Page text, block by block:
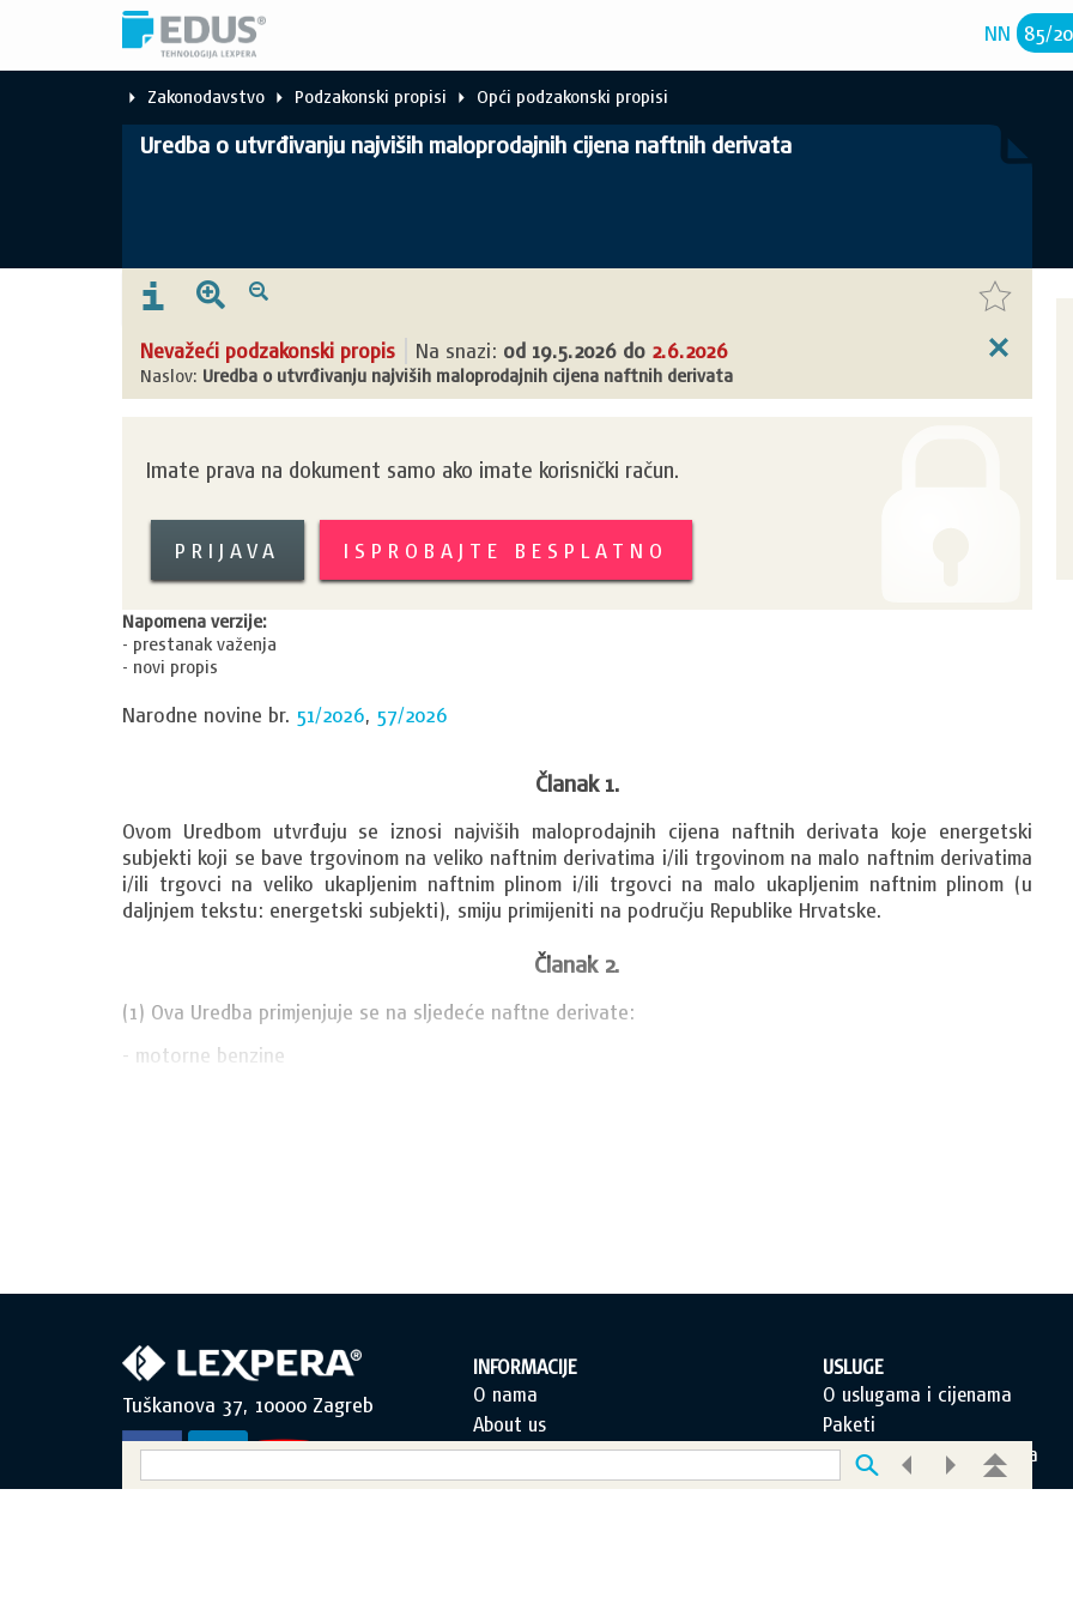
NN 85/
Zakonodavstvo Podzakonski propisi Opći podzakonski propisi
Uredba o utvrđivanju najviših maloprodajnih cijena naftnih derivata
Nevažeći podzakonski propis Na snazi: od 19.5.2026 do 2.6.2026
Naslov: Uredba o utvrđivanju najviših maloprodajnih cijena naftnih derivata
Imate prava na dokument samo ako imate korisnički račun.
PRIJAVA ISPROBAJTE BESPLATNO
Napomena verzije:
- prestanak važenja
- novi propis
Narodne novine br. 51/2026, 57/2026
Članak 1.
Ovom Uredbom utvrđuju se iznosi najviših maloprodajnih cijena naftnih derivata koje energetski
subjekti koji se bave trgovinom na veliko naftnim derivatima i/ili trgovinom na malo naftnim derivatima
i/ili trgovci na veliko ukapljenim naftnim plinom i/ili trgovci na malo ukapljenim naftnim plinom (u
daljnjem tekstu: energetski subjekti), smiju primijeniti na području Republike Hrvatske.
Članak 2.
(1) Ova Uredba primjenjuje se na sljedeće naftne derivate:
- motorne benzine
Tuškanova 37, 10000 Zagreb
INFORMACIJE
O nama
About us
Uvjeti korištenja
Opći uvjeti poslovanja
USLUGE
O uslugama i cijenama
Paketi
Često postavljana pitanja
Korisnička podrška